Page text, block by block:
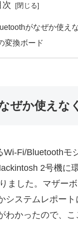
次
がなぜか使え
変換ボード
ぜか使えな
Fi/Bluetoothモ
2号機に
ました。マザー
ステムレポー
かったので、こ